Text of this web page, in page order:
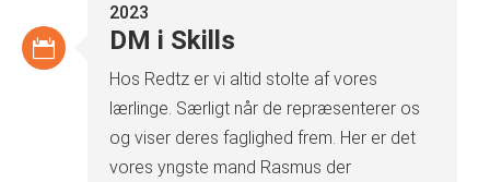
2023
DM i Skills
Hos Redtz er vi altid stolte af vores
lærlinge. Særligt når de repræsenterer os
og viser deres faglighed frem. Her er det
vores yngste mand Rasmus der